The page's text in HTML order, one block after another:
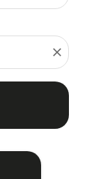
close